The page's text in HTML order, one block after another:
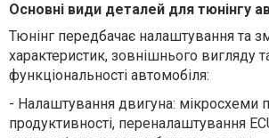
Основні види деталей для тюнінгу
Тюнінг передбачає налаштування та
характеристик, зовнішнього вигляду
функціональності автомобіля:
- Налаштування двигуна: мікросхеми
продуктивності, переналаштування